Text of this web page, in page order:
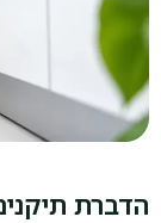
הדברת